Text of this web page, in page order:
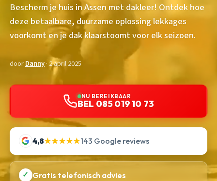
Bescherm je huis in Assen met dakleer! Ontdek hoe
deze betaalbare, duurzame oplossing lekkages
voorkomt en je dak klaarstoomt voor elk seizoen.
doorDanny· 2 april 2025
NU BEREIKBAAR
BEL 085 019 10 73
4,8★★★★★143 Google reviews
✓ Gratis telefonisch advies